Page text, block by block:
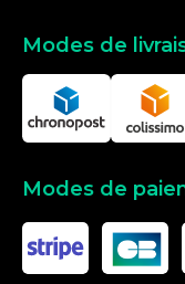
Modes de
Modes de